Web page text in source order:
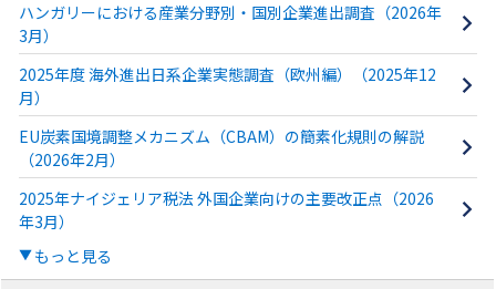
ハンガリーにおける産業分野別・国別企業進出調査（2026年
3月）
2025年度 海外進出日系企業実態調査（欧州編）（2025年12
月）
EU炭素国境調整メカニズム（CBAM）の簡素化規則の解説
（2026年2月）
2025年ナイジェリア税法 外国企業向けの主要改正点（2026
年3月）
もっと見る